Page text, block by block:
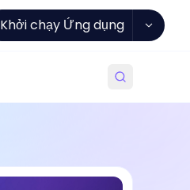
Khởi chạy Ứng dụng